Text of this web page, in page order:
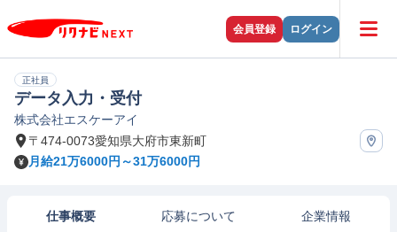
会員登録 ログイン
正社員
データ入力・受付
株式会社エスケーアイ
〒474-0073愛知県大府市東新町
月給21万6000円～31万6000円
仕事概要 応募について 企業情報